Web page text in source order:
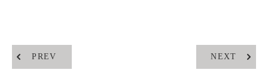
PREV NEXT